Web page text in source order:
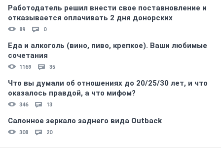
Работодатель решил внести свое поставновление и
отказывается оплачивать 2 дня донорских
89 0
Еда и алкоголь (вино, пиво, крепкое). Ваши любимые
сочетания
1169 35
Что вы думали об отношениях до 20/25/30 лет, и что
оказалось правдой, а что мифом?
346 13
Салонное зеркало заднего вида Outback
308 20